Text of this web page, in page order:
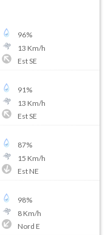
96%
13 Km/h
Est SE
91%
13 Km/h
Est SE
87%
15 Km/h
Est NE
98%
8Km/h
Nord E